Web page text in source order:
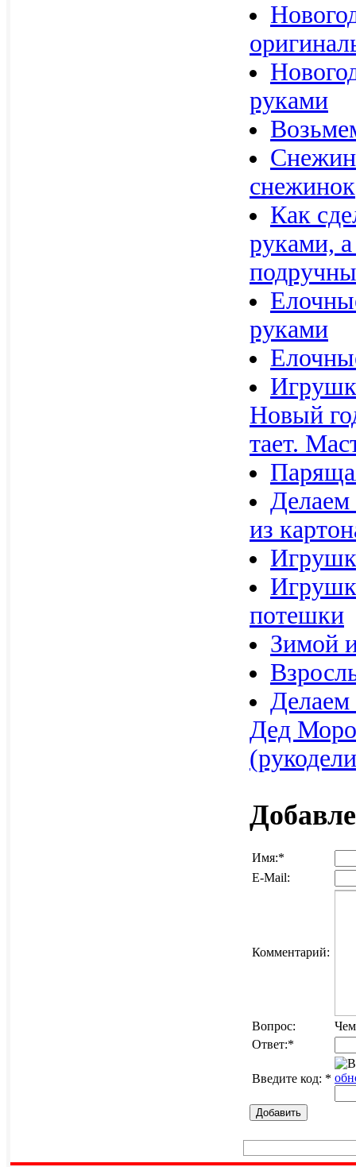
руками
снежинок
Как
руками, а
руками
Новый
тает.
Делаем
из
потешки
Зимой
Дед
Имя:*
E-Mail:
Комментарий:
Вопрос:
Чем
Ответ:*
Введите код: *
Добавить